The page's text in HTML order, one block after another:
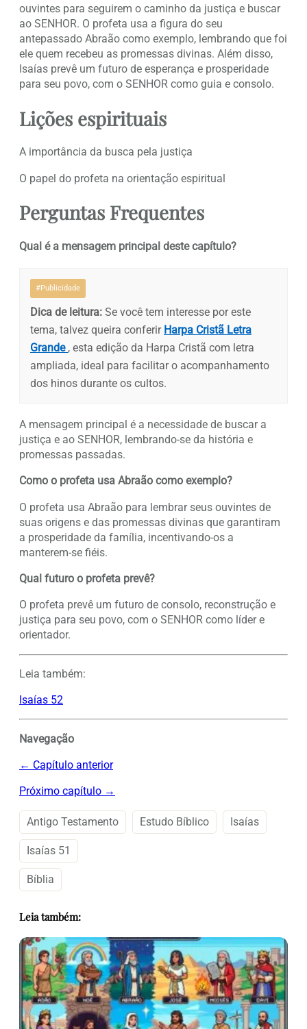
ouvintes para seguirem o caminho da justiça e buscar
ao SENHOR. O profeta usa a figura do seu
antepassado Abraão como exemplo, lembrando que foi
ele quem recebeu as promessas divinas. Além disso,
Isaías prevê um futuro de esperança e prosperidade
para seu povo, com o SENHOR como guia e consolo.
Lições espirituais
A importância da busca pela justiça
O papel do profeta na orientação espiritual
Perguntas Frequentes
Qual é a mensagem principal deste capítulo?
#Publicidade
Dica de leitura: Se você tem interesse por este
tema, talvez queira conferir Harpa Cristã Letra
Grande , esta edição da Harpa Cristã com letra
ampliada, ideal para facilitar o acompanhamento
dos hinos durante os cultos.
A mensagem principal é a necessidade de buscar a
justiça e ao SENHOR, lembrando-se da história e
promessas passadas.
Como o profeta usa Abraão como exemplo?
O profeta usa Abraão para lembrar seus ouvintes de
suas origens e das promessas divinas que garantiram
a prosperidade da família, incentivando-os a
manterem-se fiéis.
Qual futuro o profeta prevê?
O profeta prevê um futuro de consolo, reconstrução e
justiça para seu povo, com o SENHOR como líder e
orientador.
Leia também:
Isaías 52
Navegação
← Capítulo anterior
Próximo capítulo →
Antigo Testamento Estudo Bíblico Isaías
Isaías 51
Bíblia
Leia também: